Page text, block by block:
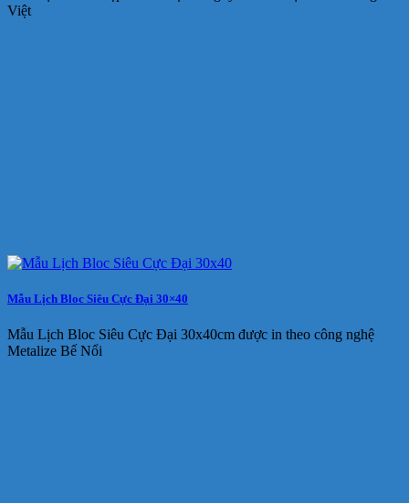
Việt
Mẫu Lịch Bloc Siêu Cực Đại 30×40
Mẫu Lịch Bloc Siêu Cực Đại 30x40cm được in theo công nghệ
Metalize Bế Nổi